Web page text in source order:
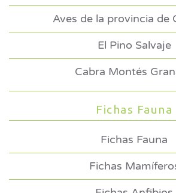
Aves de la provincia de
El Pino Salvaje
Cabra Montés
Fichas Fauna
Fichas Fauna
Fichas